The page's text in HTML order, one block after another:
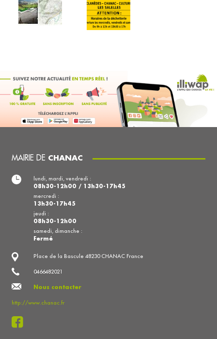
MAIRIE DE CHANAC
Place de la Bascule 48230 CHANAC France
0466482021
Nous contacter
http://www.chanac.fr
lundi, mardi, vendredi :
08h30-12h00 / 13h30-17h45
mercredi :
13h30-17h45
jeudi :
08h30-12h00
samedi, dimanche :
Fermé